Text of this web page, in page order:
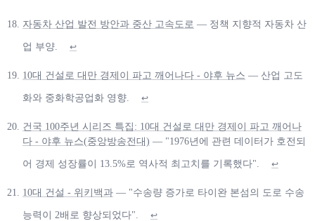
자동차 산업 발전 방안과 중산 고속도로 — 정책 지향적 자동차 산
업 부양. ↩
10대 건설로 대만 경제이 파고 깨어나다 - 야후 뉴스 — 산업 고도
화와 중화학공업화 영향. ↩
건국 100주년 시리즈 특집: 10대 건설로 대만 경제이 파고 깨어나
다 - 야후 뉴스(중앙방송전대) — "1976년에 관련 데이터가 호전되
어 경제 성장률이 13.5%로 역사적 최고치를 기록했다". ↩
10대 건설 - 위키백과 — "수송량 증가로 타이완 본섬의 도로 수송
능력이 2배로 향상되었다". ↩